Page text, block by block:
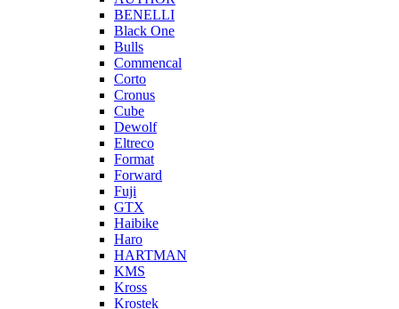
BENELLI
Black One
Bulls
Commencal
Corto
Cronus
Cube
Dewolf
Eltreco
Format
Forward
Fuji
GTX
Haibike
Haro
HARTMAN
KMS
Kross
Krostek